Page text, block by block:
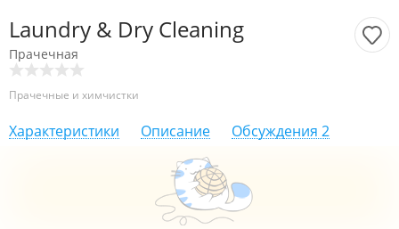
Laundry & Dry Cleaning
Прачечная
Прачечные и химчистки
Характеристики Описание Обсуждения 2